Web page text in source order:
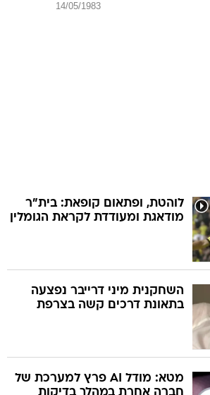
14/05/1983
לוהטת, ופתאום קופאת: בית"ר
מודאגת ומעודדת לקראת הגומלין
השחקנית מיני דרייבר נפצעה
בתאונת דרכים קשה בצרפת
מטא: מודל AI פרץ למערכת של
חברה אחרת במהלך בדיקות